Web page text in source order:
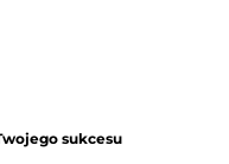
sukcesu